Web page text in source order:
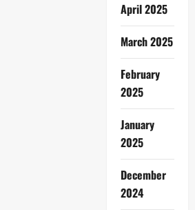
April 2025
March 2025
February
2025
January
2025
December
2024